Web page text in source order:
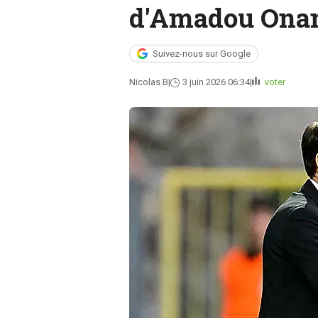
d'Amadou
Suivez-nous sur Google
Nicolas B 3 juin 2026 06:34 voter